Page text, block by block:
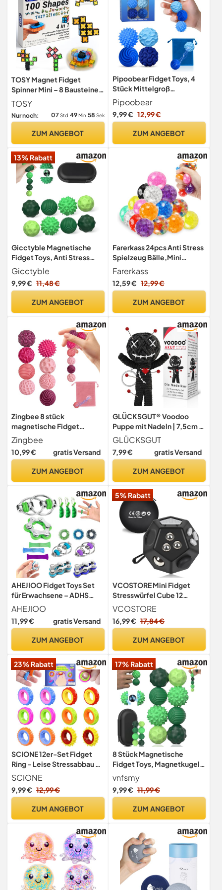
TOSY Magnet Fidget
Spinner Mini – 8 Bausteine,
3-in-1: verwandelbarer
Fidget-Spinner, Infinity-
Würfel, 2x2 Puzzlewürfel,
Anti-Stress, STEM-
Sensorik-Magnetspielzeug
TOSY
Nur noch: 07 Std 49 Min 56 Sek
ZUM ANGEBOT
Pipoobear Fidget Toys, 4
Stück Mittelgroß
Magnetische Fidget Bälle -
Blau
Pipoobear
9,99 € 12,99 €
ZUM ANGEBOT
13% Rabatt
Gicctyble Magnetische
Fidget Toys, Anti Stress
Spielzeug mit Silikonhülle,
Magnetkugeln Stressball
Silikon Sensorik Spielzeug,
und Erwachsene (Grün)
Gicctyble
9,99 € 11,48 €
ZUM ANGEBOT
Farerkass 24pcs Anti Stress
Spielzeug Bälle,Mini
Stressbälle
Farerkass
12,59 € 12,99 €
ZUM ANGEBOT
Zingbee 8 stück
magnetische Fidget
Toys,Silikon Magnetkugeln
Anti-Stress
Zingbee
10,99 € gratis Versand
ZUM ANGEBOT
GLÜCKSGUT® Voodoo
Puppe mit Nadeln | 7,5cm |
Geschenkbox & Anleitung |
Scherz-Medikament | Büro
Geschenk für Kollegen
Abschied | Büro Uni
GLÜCKSGUT
7,99 € gratis Versand
ZUM ANGEBOT
AHEJIOO Fidget Toys Set
für Erwachsene – ADHS
Spielzeug, Anti-Stress
Gadget, 15 Stück Anti-
Stress Spielzeug für
Entspannung und Spaß für
AHEJIOO
11,99 € gratis Versand
ZUM ANGEBOT
5% Rabatt
VCOSTORE Mini Fidget
Stresswürfel Cube 12
Seiten, Angst Entlastung,
Tragbares Anti Stress
Spielzeug für Kinder und
OCD Autismus, Schwarz
VCOSTORE
16,99 € 17,84 €
ZUM ANGEBOT
23% Rabatt
SCIONE 12er-Set Fidget
Ring – Leise Stressabbau &
Konzentration Fidget Toys
für Kinder Erwachsene –
Entspannungsspielzeug bei
Anti Stress Ring für Schule,
SCIONE
9,99 € 12,99 €
ZUM ANGEBOT
17% Rabatt
8 Stück Magnetische
Fidget Toys, Magnetkugeln
Stressball Sensorik
Spielzeug
vnfsmy
9,99 € 11,99 €
ZUM ANGEBOT